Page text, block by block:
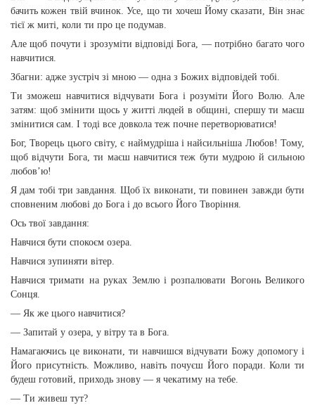
бачить кожен твій вчинок. Усе, що ти хочеш Йому сказати, Він знає
тієї ж миті, коли ти про це подумав.
Але щоб почути і зрозуміти відповіді Бога, — потрібно багато чого
навчитися.
Збагни: адже зустріч зі мною — одна з Божих відповідей тобі.
Ти зможеш навчитися відчувати Бога і розуміти Його Волю. Але
затям: щоб змінити щось у житті людей в общині, спершу ти маєш
змінитися сам. І тоді все довкола теж почне перетворюватися!
Бог, Творець цього світу, є наймудріша і найсильніша Любов! Тому,
щоб відчути Бога, ти маєш навчитися теж бути мудрою й сильною
любов’ю!
Я дам тобі три завдання. Щоб їх виконати, ти повинен завжди бути
сповненим любові до Бога і до всього Його Творіння.
Ось твої завдання:
Навчися бути спокоєм озера.
Навчися зупиняти вітер.
Навчися тримати на руках Землю і розпалювати Вогонь Великого
Сонця.
— Як же цього навчитися?
— Запитай у озера, у вітру та в Бога.
Намагаючись це виконати, ти навчишся відчувати Божу допомогу і
Його присутність. Можливо, навіть почуєш Його поради. Коли ти
будеш готовий, приходь знову — я чекатиму на тебе.
— Ти живеш тут?